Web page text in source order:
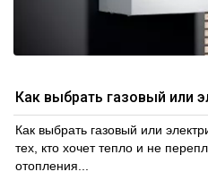
Как выбрать газовый или
Как выбрать газовый или
тех, кто хочет тепло и не
отопления...